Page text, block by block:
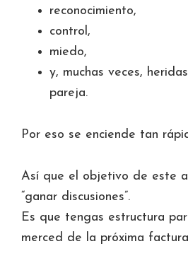
reconocimiento,
control,
miedo,
y, muchas veces,
pareja.
Por eso se enciende tan
Así que el objetivo de este
“ganar discusiones”.
Es que tengas estructura
merced de la próxima